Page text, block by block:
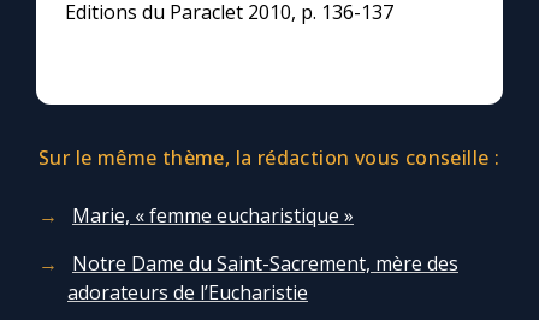
Editions du Paraclet 2010, p. 136-137
Sur le même thème, la rédaction vous conseille :
Marie, « femme eucharistique »
Notre Dame du Saint-Sacrement, mère des
adorateurs de l’Eucharistie